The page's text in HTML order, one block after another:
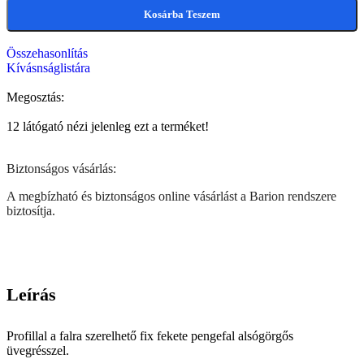
Kosárba Teszem
Összehasonlítás
Kívásnságlistára
Megosztás:
12 látógató nézi jelenleg ezt a terméket!
Biztonságos vásárlás:
A megbízható és biztonságos online vásárlást a Barion rendszere
biztosítja.
Leírás
Profillal a falra szerelhető fix fekete pengefal alsógörgős
üvegrésszel.